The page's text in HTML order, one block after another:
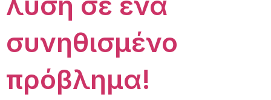
συνηθισμένο
πρόβλημα!